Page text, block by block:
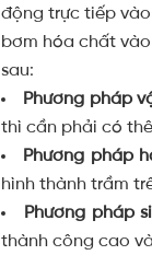
động trực tiếp
bơm hóa chất
sau:
Phương pháp
thì cần phải có
Phương pháp
hình thành trầm
Phương pháp
thành công cao